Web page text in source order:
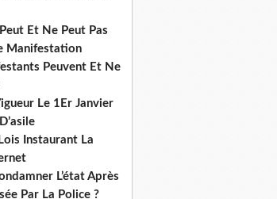
Et Ne Peut Pas
Manifestation
Peuvent Et Ne
Le 1Er Janvier
Instaurant La
L’état Après
Par La Police ?